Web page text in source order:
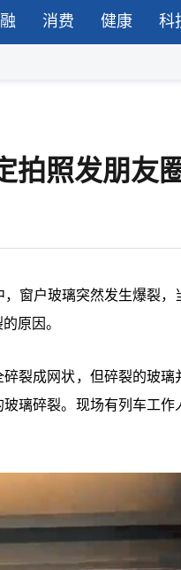
消费 健康 科
拍照发朋友
窗户玻璃突然发生爆裂，
原因。
裂成网状，但碎裂的玻璃
璃碎裂。现场有列车工作